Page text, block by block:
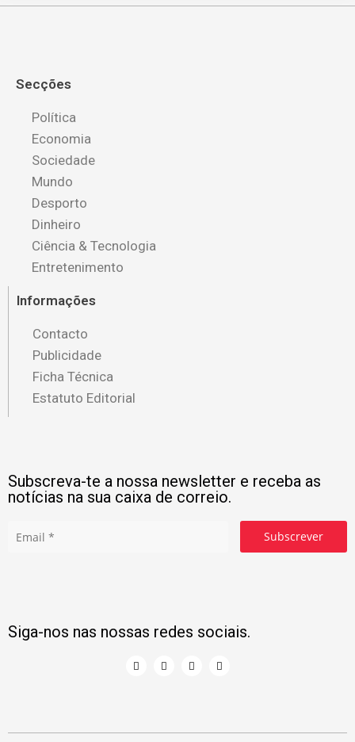
Secções
Política
Economia
Sociedade
Mundo
Desporto
Dinheiro
Ciência & Tecnologia
Entretenimento
Informações
Contacto
Publicidade
Ficha Técnica
Estatuto Editorial
Subscreva-te a nossa newsletter e receba as
notícias na sua caixa de correio.
Subscrever
Siga-nos nas nossas redes sociais.